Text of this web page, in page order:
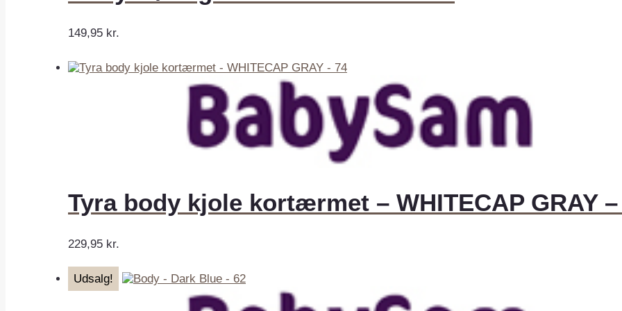
149,95 kr.
Tyra body kjole kortærmet – WHITECAP GRAY –
229,95 kr.
Udsalg!